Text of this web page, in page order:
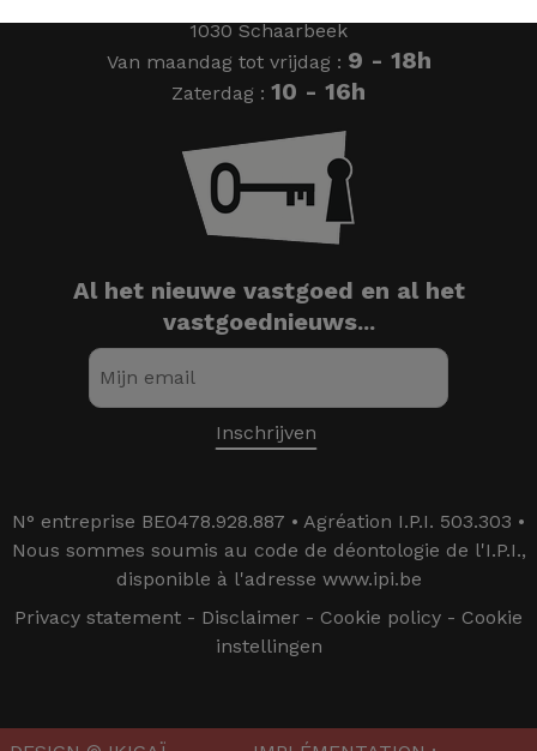
1030 Schaarbeek
Van maandag tot vrijdag : 9 - 18h
Zaterdag : 10 - 16h
Al het nieuwe vastgoed en al het
vastgoednieuws...
N° entreprise BE0478.928.887 • Agréation I.P.I. 503.303 •
Nous sommes soumis au code de déontologie de l'I.P.I.,
disponible à l'adresse www.ipi.be
Privacy statement - Disclaimer - Cookie policy - Cookie
instellingen